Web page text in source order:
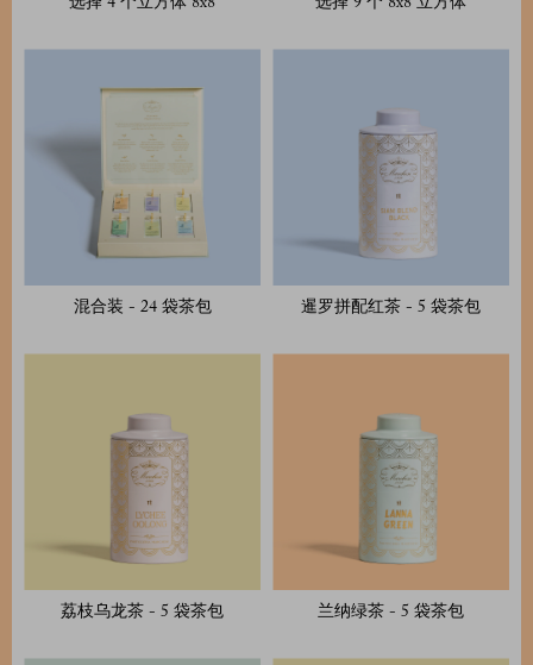
选择 4 个立方体 8x8 选择 9 个 8x8 立方体
混合装 - 24 袋茶包 暹罗拼配红茶 - 5 袋茶包
荔枝乌龙茶 - 5 袋茶包 兰纳绿茶 - 5 袋茶包